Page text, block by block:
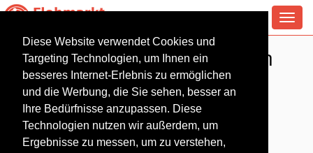
Diese Website verwendet Cookies und
Targeting Technologien, um Ihnen ein
besseres Internet-Erlebnis zu ermöglichen
und die Werbung, die Sie sehen, besser an
Ihre Bedürfnisse anzupassen. Diese
Technologien nutzen wir außerdem, um
Ergebnisse zu messen, um zu verstehen,
Antiquitäten Flohmarkt in
Sonnewalde